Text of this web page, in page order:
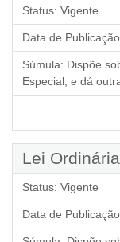
Status: Vigente
Data de
Súmula: Dispõe
Especial, e dá
Lei
Status: Vigente
Data de